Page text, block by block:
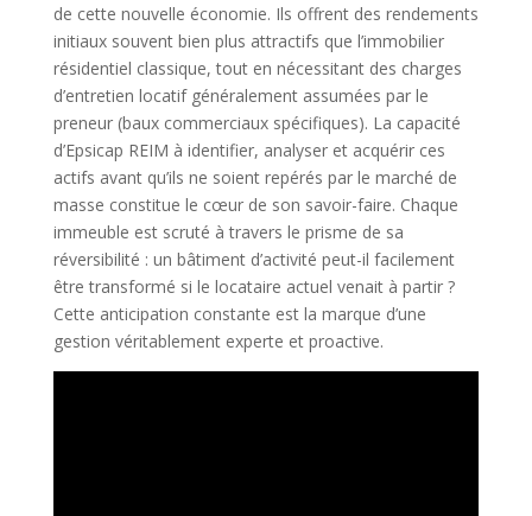
de cette nouvelle économie. Ils offrent des rendements
initiaux souvent bien plus attractifs que l’immobilier
résidentiel classique, tout en nécessitant des charges
d’entretien locatif généralement assumées par le
preneur (baux commerciaux spécifiques). La capacité
d’Epsicap REIM à identifier, analyser et acquérir ces
actifs avant qu’ils ne soient repérés par le marché de
masse constitue le cœur de son savoir-faire. Chaque
immeuble est scruté à travers le prisme de sa
réversibilité : un bâtiment d’activité peut-il facilement
être transformé si le locataire actuel venait à partir ?
Cette anticipation constante est la marque d’une
gestion véritablement experte et proactive.